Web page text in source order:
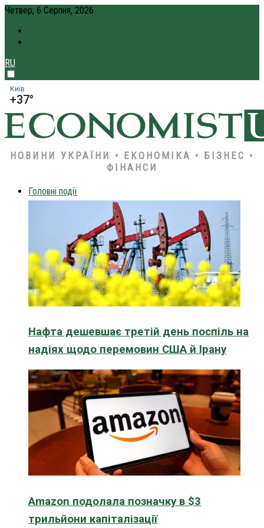
Четвер, 6 Серпня, 2026
RU
Київ
+37°
НОВИНИ УКРАЇНИ • ЕКОНОМІКА • БІЗНЕС •
ФІНАНСИ
Головні події
Нафта дешевшає третій день поспіль на
надіях щодо перемовин США й Ірану
Amazon подолала позначку в $3
трильйони капіталізації